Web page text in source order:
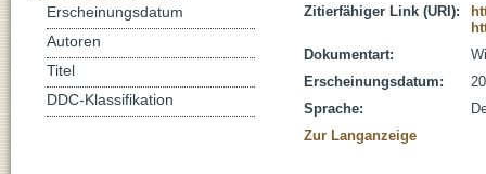
Zitierfähiger Link (URI):
Dokumentart:
Erscheinungsdatum:
Sprache:
Zur Langanzeige
Erscheinungsdatum
Autoren
Titel
DDC-Klassifikation